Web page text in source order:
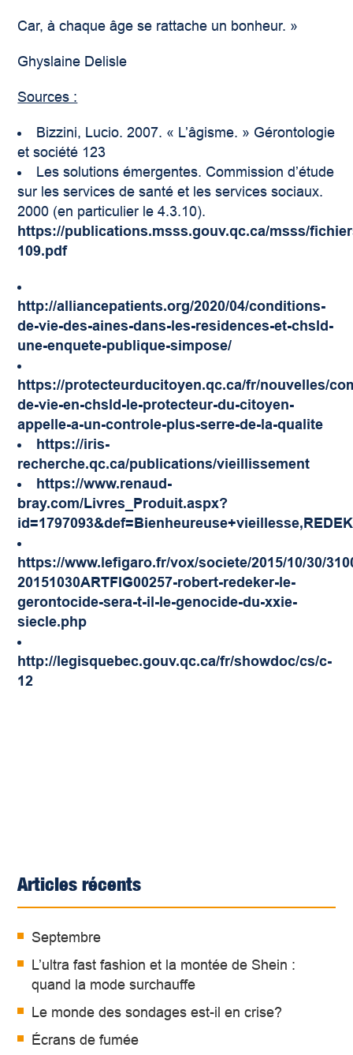
Car, à chaque âge se rattache un bonheur. »
Ghyslaine Delisle
Sources :
Bizzini, Lucio. 2007. « L’âgisme. » Gérontologie
et société 123
Les solutions émergentes. Commission d’étude
sur les services de santé et les services sociaux.
2000 (en particulier le 4.3.10).
https://publications.msss.gouv.qc.ca/msss/
109.pdf
http://alliancepatients.org/2020/04/conditions-
de-vie-des-aines-dans-les-residences-et-chsld-
une-enquete-publique-simpose/
https://protecteurducitoyen.qc.ca/fr/nouvelles/
de-vie-en-chsld-le-protecteur-du-citoyen-
appelle-a-un-controle-plus-serre-de-la-qualite
https://iris-
recherche.qc.ca/publications/vieillissement
https://www.renaud-
bray.com/Livres_Produit.aspx?
https://www.lefigaro.fr/vox/societe/2015/10/30/
20151030ARTFIG00257-robert-redeker-le-
gerontocide-sera-t-il-le-genocide-du-xxie-
siecle.php
http://legisquebec.gouv.qc.ca/fr/showdoc/cs/c-
12
Articles récents
Septembre
L’ultra fast fashion et la montée de Shein :
quand la mode surchauffe
Le monde des sondages est-il en crise?
Écrans de fumée